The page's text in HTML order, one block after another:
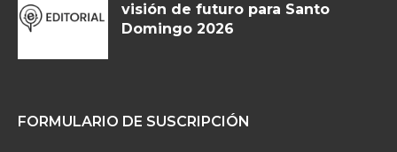
visión de futuro para Santo
Domingo 2026
FORMULARIO DE SUSCRIPCIÓN